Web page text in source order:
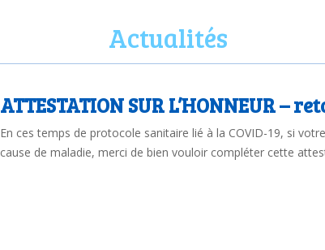
Actualités
ATTESTATION SUR L’HONNEUR –
En ces temps de protocole sanitaire lié à la COVID-19, si
cause de maladie, merci de bien vouloir compléter cette